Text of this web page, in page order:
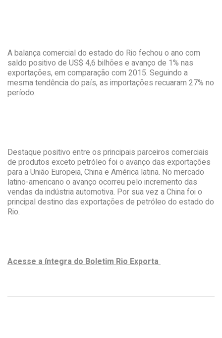
A balança comercial do estado do Rio fechou o ano com
saldo positivo de US$ 4,6 bilhões e avanço de 1% nas
exportações, em comparação com 2015. Seguindo a
mesma tendência do país, as importações recuaram 27% no
período.
Destaque positivo entre os principais parceiros comerciais
de produtos exceto petróleo foi o avanço das exportações
para a União Europeia, China e América latina. No mercado
latino-americano o avanço ocorreu pelo incremento das
vendas da indústria automotiva. Por sua vez a China foi o
principal destino das exportações de petróleo do estado do
Rio.
Acesse a íntegra do Boletim Rio Exporta